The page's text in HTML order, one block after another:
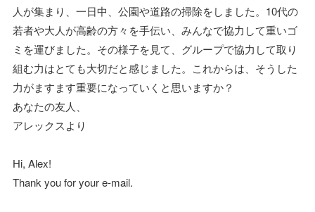
人が集まり、一日中、公園や道路の掃除をしました。10代の
若者や大人が高齢の方々を手伝い、みんなで協力して重いゴ
ミを運びました。その様子を見て、グループで協力して取り
組む力はとても大切だと感じました。これからは、そうした
力がますます重要になっていくと思いますか？
あなたの友人、
アレックスより
Hi, Alex!
Thank you for your e-mail.